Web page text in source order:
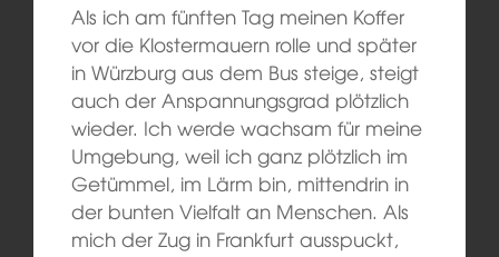
Als ich am fünften Tag meinen Koffer
vor die Klostermauern rolle und später
in Würzburg aus dem Bus steige, steigt
auch der Anspannungsgrad plötzlich
wieder. Ich werde wachsam für meine
Umgebung, weil ich ganz plötzlich im
Getümmel, im Lärm bin, mittendrin in
der bunten Vielfalt an Menschen. Als
mich der Zug in Frankfurt ausspuckt,